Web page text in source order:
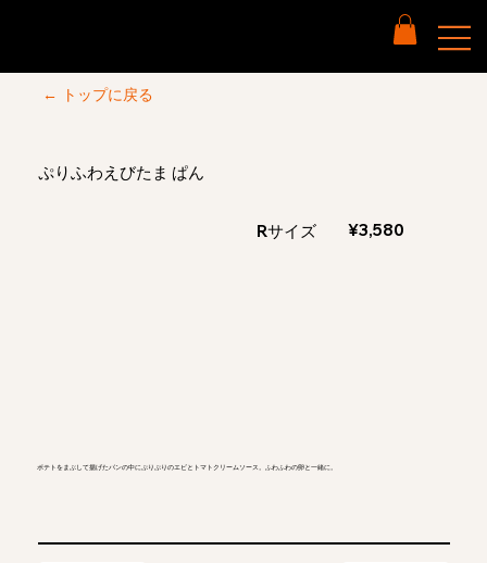
← トップに戻る
ぷりふわ​えびたま ぱん​
¥3,580
Rサイズ
ポテトをまぶして揚げたパンの中にぷりぷりのエビとトマトクリームソース。ふわふわの卵と一緒に。